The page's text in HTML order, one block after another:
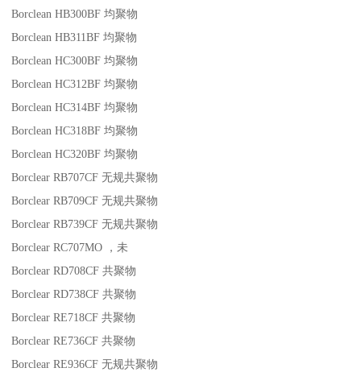
Borclean HB300BF 均聚物
Borclean HB311BF 均聚物
Borclean HC300BF 均聚物
Borclean HC312BF 均聚物
Borclean HC314BF 均聚物
Borclean HC318BF 均聚物
Borclean HC320BF 均聚物
Borclear RB707CF 无规共聚物
Borclear RB709CF 无规共聚物
Borclear RB739CF 无规共聚物
Borclear RC707MO
，未
Borclear RD708CF 共聚物
Borclear RD738CF 共聚物
Borclear RE718CF 共聚物
Borclear RE736CF 共聚物
Borclear RE936CF 无规共聚物